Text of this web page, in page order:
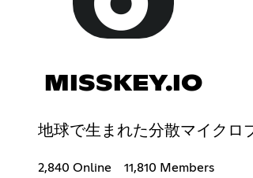
MISSKEY.IO
地球で生まれた分散マイクロ
2,840 Online 11,810 Members